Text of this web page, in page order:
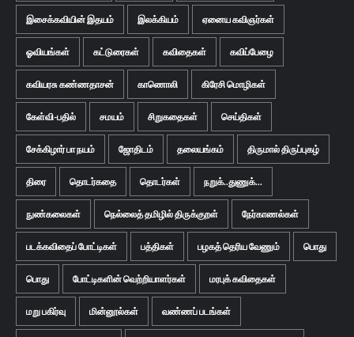
இசைக்கவியின் இதயம் இலக்கியம் ஏனைய கவிஞர்கள்
ஓவியங்கள் கட்டுரைகள் கவிதைகள் கவிப்பேழை
கவியரசு கண்ணதாசன் காணொலி கிரேசி மொழிகள்
கேள்வி-பதில் சமயம் சிறுகதைகள் செய்திகள்
சேக்கிழார் பா நயம் ஜோதிடம் தலையங்கம் திருமால் திருப்புகழ்
திரை தொடர்கதை தொடர்கள் நறுக்..துணுக்...
நுண்கலைகள் நெல்லைத் தமிழில் திருக்குறள் நேர்காணல்கள்
படக்கவிதைப் போட்டிகள் பத்திகள் பழகத் தெரிய வேணும் பொது
பொது போட்டிகளின் வெற்றியாளர்கள் மரபுக் கவிதைகள்
மறு பகிர்வு மின்னூல்கள் வண்ணப் படங்கள்